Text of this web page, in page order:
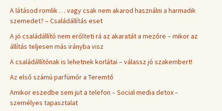
A látásod romlik … vagy csak nem akarod használni a harmadik
szemedet? – Családállítás eset
A jó családállító nem erőlteti rá az akaratát a mezőre – mikor az
állítás teljesen más irányba visz
A családállítónak is lehetnek korlátai – válassz jó szakembert!
Az első számú parfümőr a Teremtő
Amikor eszedbe sem jut a telefon – Social media detox –
személyes tapasztalat